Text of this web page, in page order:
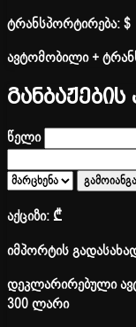
ტრანსპორტირება:$
ავტომობილი +
წელი
აქციზი:₾
იმპორტის
დეკლარირებული
300 ლარი